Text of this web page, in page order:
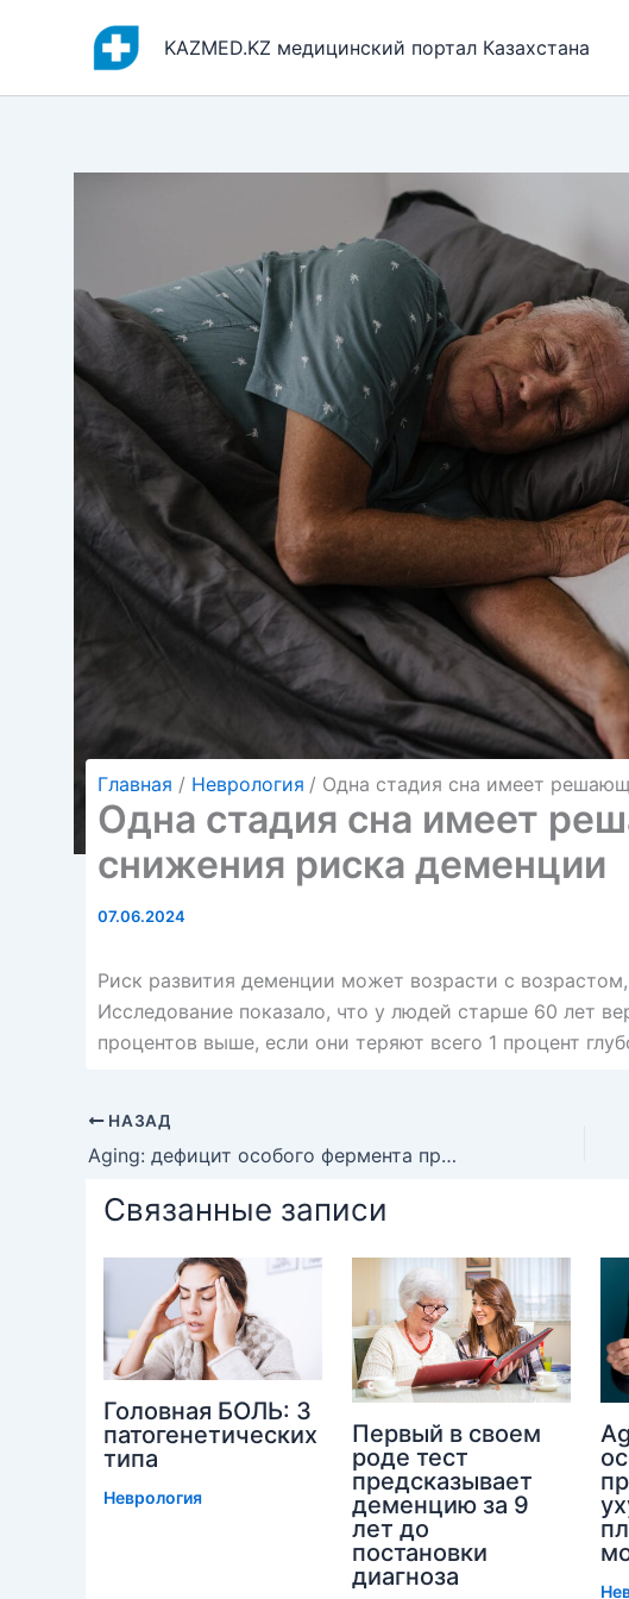
содержимому
KAZMED.KZ медицинский портал Казахстана
Главная Неврология Одна стадия сна имеет
Одна стадия сна имеет
снижения риска деменции
07.06.2024
Риск развития деменции может возрасти с
Исследование показало, что у людей старше 60 лет
процентов выше, если они теряют всего 1 процент
НАЗАД
Aging: дефицит особого фермента приводит к ухудшению пластичности мозга у пожилых
Связанные записи
Головная БОЛЬ: 3
патогенетических
типа
Неврология
Первый в своем
роде тест
предсказывает
деменцию за 9
лет до
постановки
диагноза